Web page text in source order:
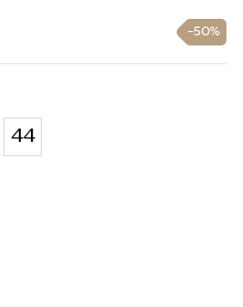
-50%
44